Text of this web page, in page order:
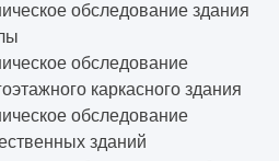
обследование здания
обследование
каркасного здания
обследование
зданий